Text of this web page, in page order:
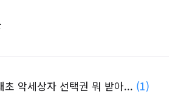
초 악세상자 선택권 뭐 받아... (1)